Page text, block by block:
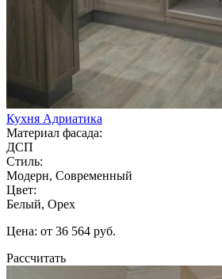
Кухня Адриатика
Материал фасада:
ДСП
Стиль:
Модерн, Современный
Цвет:
Белый, Орех
Цена: от 36 564 руб.
Рассчитать